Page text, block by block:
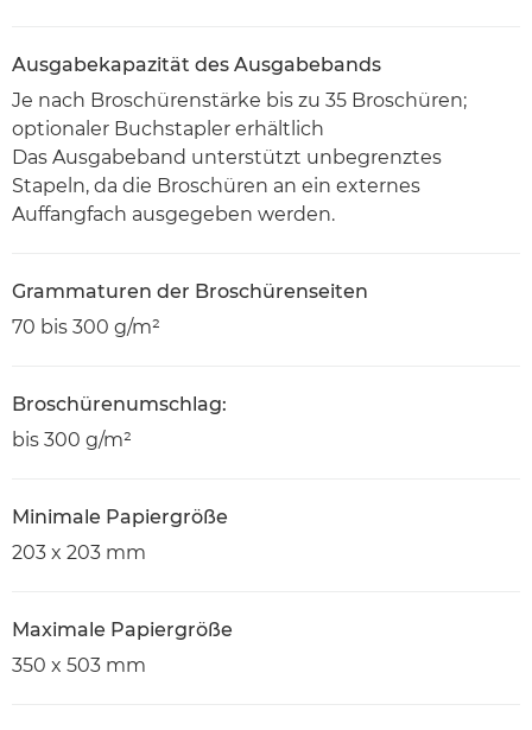
Ausgabekapazität des Ausgabebands
Je nach Broschürenstärke bis zu 35 Broschüren;
optionaler Buchstapler erhältlich
Das Ausgabeband unterstützt unbegrenztes
Stapeln, da die Broschüren an ein externes
Auffangfach ausgegeben werden.
Grammaturen der Broschürenseiten
70 bis 300 g/m²
Broschürenumschlag:
bis 300 g/m²
Minimale Papiergröße
203 x 203 mm
Maximale Papiergröße
350 x 503 mm